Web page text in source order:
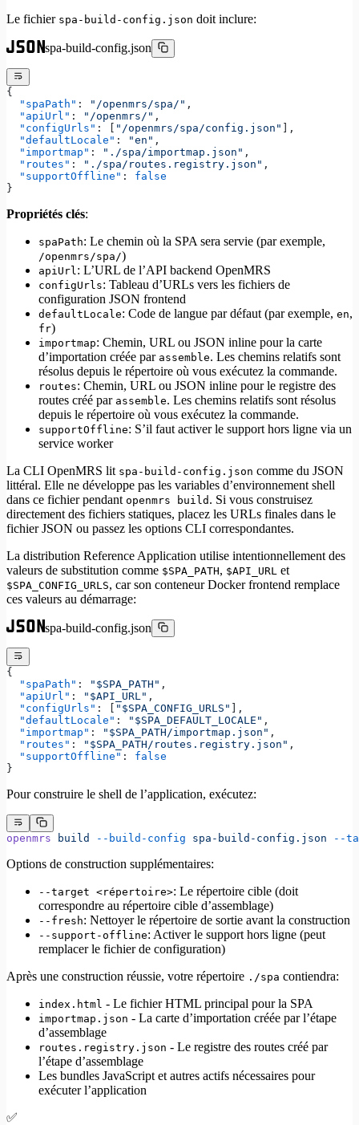
Le fichier spa-build-config.json doit inclure:
spa-build-config.json
{
  "spaPath"
: "/openmrs/spa/" ,
  "apiUrl"
: "/openmrs/" ,
  "configUrls"
: [ "/openmrs/spa/config.json"
],
  "defaultLocale"
: "en" ,
  "importmap"
: "./spa/importmap.json" ,
  "routes"
: "./spa/routes.registry.json" ,
  "supportOffline"
: false
}
Propriétés clés:
spaPath: Le chemin où la SPA sera servie (par exemple,
/openmrs/spa/)
apiUrl : L’URL de l’API backend OpenMRS
configUrls: Tableau d’URLs vers les fichiers de
configuration JSON frontend
defaultLocale: Code de langue par défaut (par exemple, en,
fr)
importmap: Chemin, URL ou JSON inline pour la carte
d’importation créée par assemble. Les chemins relatifs sont
résolus depuis le répertoire où vous exécutez la commande.
routes: Chemin, URL ou JSON inline pour le registre des
routes créé par assemble. Les chemins relatifs sont résolus
depuis le répertoire où vous exécutez la commande.
supportOffline: S’il faut activer le support hors ligne via un
service worker
La CLI OpenMRS lit spa-build-config.json comme du JSON
littéral. Elle ne développe pas les variables d’environnement shell
dans ce fichier pendant openmrs build . Si vous construisez
directement des fichiers statiques, placez les URLs finales dans le
fichier JSON ou passez les options CLI correspondantes.
La distribution Reference Application utilise intentionnellement des
valeurs de substitution comme $SPA_PATH, $API_URL et
$SPA_CONFIG_URLS, car son conteneur Docker frontend remplace
ces valeurs au démarrage:
spa-build-config.json
{
  "spaPath"
: "$SPA_PATH" ,
  "apiUrl"
: "$API_URL" ,
  "configUrls"
: [ "$SPA_CONFIG_URLS" ],
  "defaultLocale"
: "$SPA_DEFAULT_LOCALE" ,
  "importmap"
: "$SPA_PATH/importmap.json" ,
  "routes"
: "$SPA_PATH/routes.registry.json" ,
  "supportOffline"
: false
}
Pour construire le shell de l’application, exécutez:
openmrs build --build-config spa-build-config.json --
Options de construction supplémentaires:
--target <répertoire>: Le répertoire cible (doit
correspondre au répertoire cible d’assemblage)
--fresh: Nettoyer le répertoire de sortie avant la construction
--support-offline: Activer le support hors ligne (peut
remplacer le fichier de configuration)
Après une construction réussie, votre répertoire ./spa contiendra:
index.html - Le fichier HTML principal pour la SPA
importmap.json - La carte d’importation créée par l’étape
d’assemblage
routes.registry.json - Le registre des routes créé par
l’étape d’assemblage
Les bundles JavaScript et autres actifs nécessaires pour
exécuter l’application
✅